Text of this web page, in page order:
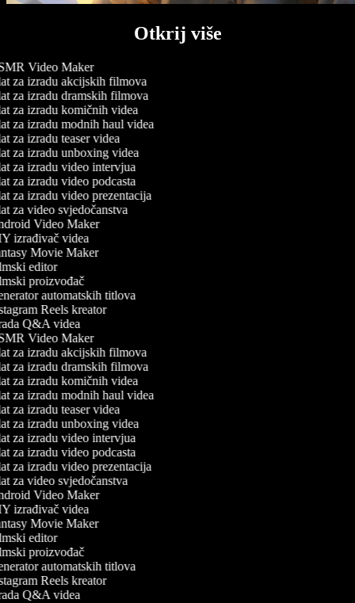
Otkrij više
Video Maker
za izradu akcijskih filmova
za izradu dramskih filmova
za izradu komičnih videa
za izradu modnih haul videa
za izradu teaser videa
za izradu unboxing videa
za izradu video intervjua
za izradu video podcasta
za izradu video prezentacija
za video svjedočanstva
Video Maker
izrađivač videa
Movie Maker
editor
proizvođač
automatskih titlova
Reels kreator
Q&A videa
Video Maker
za izradu akcijskih filmova
za izradu dramskih filmova
za izradu komičnih videa
za izradu modnih haul videa
za izradu teaser videa
za izradu unboxing videa
za izradu video intervjua
za izradu video podcasta
za izradu video prezentacija
za video svjedočanstva
Video Maker
izrađivač videa
Movie Maker
editor
proizvođač
automatskih titlova
Reels kreator
Q&A videa